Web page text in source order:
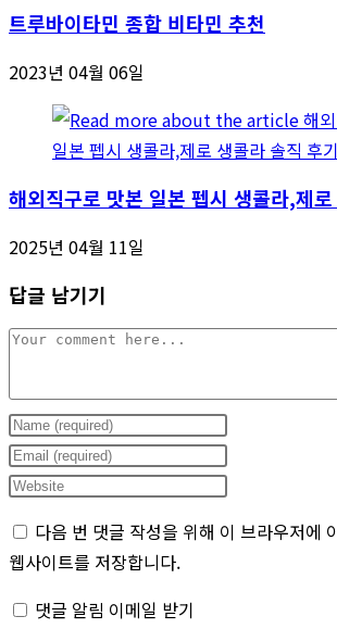
트루바이타민 종합 비타민 추천
2023년 04월 06일
해외직구로 맛본 일본 펩시 생콜라,제
2025년 04월 11일
답글 남기기
Comment
Enter
your
name
username
to
comment
Enter
your
address
to
comment
Enter
website
URL
(optional)
다음 번 댓글 작성을 위해 이 브라우저에
웹사이트를 저장합니다.
댓글 알림 이메일 받기